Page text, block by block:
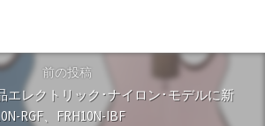
前の投稿
エレクトリック･ナイロン･モデルに新
RGF、FRH10N-IBF